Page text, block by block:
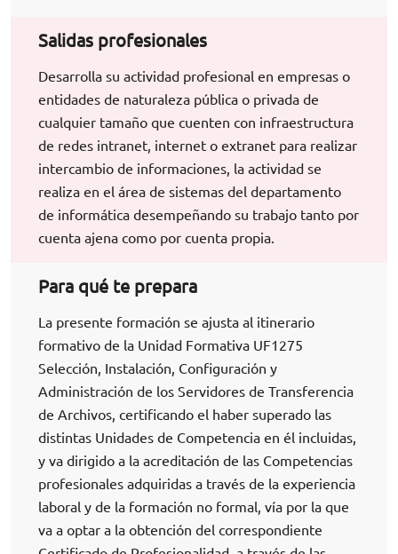
Salidas profesionales
Desarrolla su actividad profesional en empresas o
entidades de naturaleza pública o privada de
cualquier tamaño que cuenten con infraestructura
de redes intranet, internet o extranet para realizar
intercambio de informaciones, la actividad se
realiza en el área de sistemas del departamento
de informática desempeñando su trabajo tanto por
cuenta ajena como por cuenta propia.
Para qué te prepara
La presente formación se ajusta al itinerario
formativo de la Unidad Formativa UF1275
Selección, Instalación, Configuración y
Administración de los Servidores de Transferencia
de Archivos, certificando el haber superado las
distintas Unidades de Competencia en él incluidas,
y va dirigido a la acreditación de las Competencias
profesionales adquiridas a través de la experiencia
laboral y de la formación no formal, vía por la que
va a optar a la obtención del correspondiente